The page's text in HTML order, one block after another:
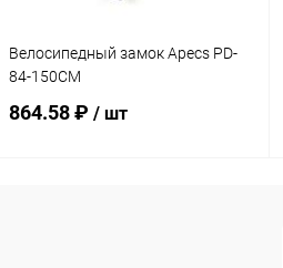
Велосипедный замок Apecs PD-
84-150СМ
864.58 ₽ / шт